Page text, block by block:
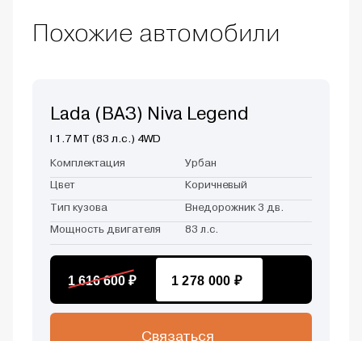
Похожие автомобили
Lada (ВАЗ) Niva Legend
I 1.7 MT (83 л.с.) 4WD
Комплектация Урбан
Цвет Коричневый
Тип кузова Внедорожник 3 дв.
Мощность двигателя 83 л.с.
1 616 600 ₽ 1 278 000 ₽
Связаться